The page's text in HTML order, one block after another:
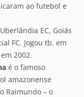
ao futebol e
EC, Goiás
FC. Jogou tb. em
2002.
é o famoso
amazonense
Raimundo – o